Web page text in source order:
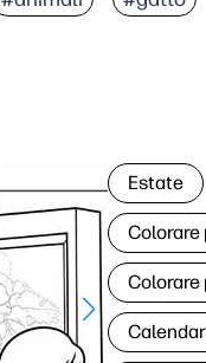
Estate
Colorare
Colorare